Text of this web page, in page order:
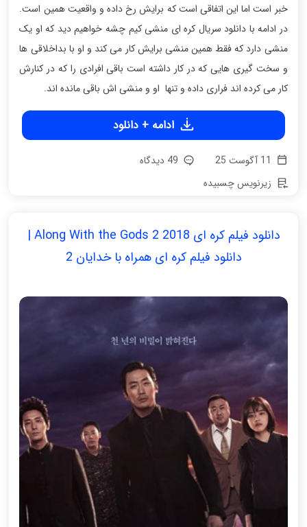
خبر است اما این اتفاقی است که برایش رخ داده و واقعیت همین است.
در ادامه با دانلود سریال کره ای منشی کیم چشه خواهیم دید که او یک
منشی دارد که فقط همین منشی برایش کار می کند و او با بداخلاقی ها
و سخت گیری هایی که در کار داشته است باقی افرادی را که در کنارش
کار می کرده اند فراری داده و تنها او و منشی اش باقی مانده اند.
ادامه + دانلود
زیرنویس چسبیده
دانلود فیلم کره ای Along With the Gods 2 2018 |
دانلود فیلم کره ای همراه با خدایان 2